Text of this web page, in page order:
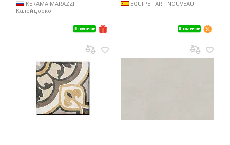
В наличии
KERAMA MARAZZI -
Калейдоскоп
В наличии
EQUIPE - ART NOUVEAU